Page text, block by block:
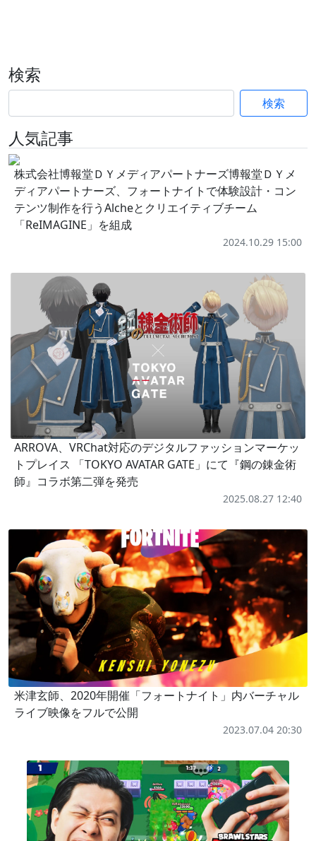
検索
検索
人気記事
株式会社博報堂ＤＹメディアパートナーズ博報堂ＤＹメ
ディアパートナーズ、フォートナイトで体験設計・コン
テンツ制作を行うAlcheとクリエイティブチーム
「ReIMAGINE」を組成
2024.10.29 15:00
ARROVA、VRChat対応のデジタルファッションマーケッ
トプレイス 「TOKYO AVATAR GATE」にて『鋼の錬金術
師』コラボ第二弾を発売
2025.08.27 12:40
米津玄師、2020年開催「フォートナイト」内バーチャル
ライブ映像をフルで公開
2023.07.04 20:30